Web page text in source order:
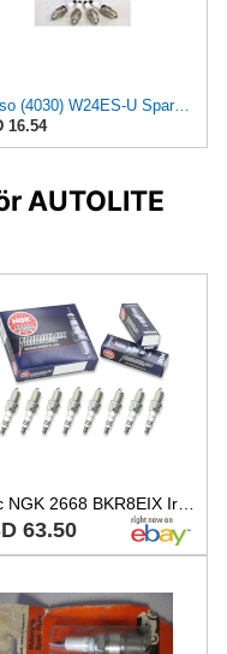
Denso (4030) W24ES-U Spark Plugs, Pack of 4
16.54
AUTOLITE
63.50